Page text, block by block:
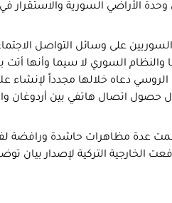
الأراضي السورية والاستقرار
على وسائل التواصل
والنظام السوري لا سيما وأنها
الروسي دعاه خلالها مجدداً لإنشاء
حصول اتصال هاتفي بين أردوغان
عدة مظاهرات حاشدة ورافضة
الخارجية التركية لإصدار بيان